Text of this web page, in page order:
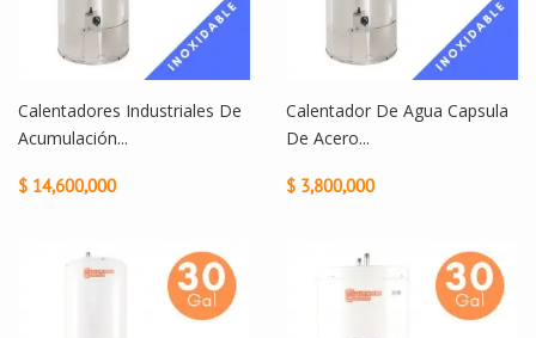
Calentadores Industriales De
Acumulación...
$ 14,600,000
Calentador De Agua Capsula
De Acero...
$ 3,800,000